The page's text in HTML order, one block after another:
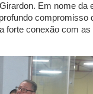
Em nome da
compromisso
forte conexão com as